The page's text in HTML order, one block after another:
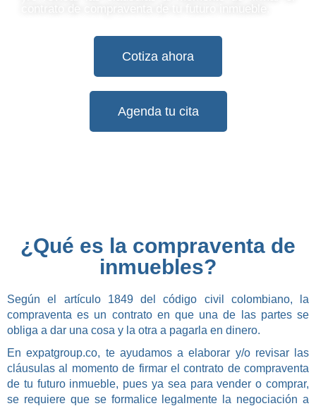
Cotiza ahora
Agenda tu cita
¿Qué es la compraventa de
inmuebles?
Según el artículo 1849 del código civil colombiano, la
compraventa es un contrato en que una de las partes se
obliga a dar una cosa y la otra a pagarla en dinero.
En expatgroup.co, te ayudamos a elaborar y/o revisar las
cláusulas al momento de firmar el contrato de compraventa
de tu futuro inmueble, pues ya sea para vender o comprar,
se requiere que se formalice legalmente la negociación a